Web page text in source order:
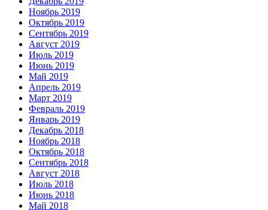
Ноябрь 2019
Октябрь 2019
Сентябрь 2019
Август 2019
Июль 2019
Июнь 2019
Май 2019
Апрель 2019
Март 2019
Февраль 2019
Январь 2019
Декабрь 2018
Ноябрь 2018
Октябрь 2018
Сентябрь 2018
Август 2018
Июль 2018
Июнь 2018
Май 2018